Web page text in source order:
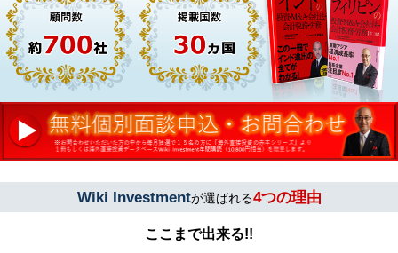
Wiki Investmentが選ばれる4つの理由
ここまで出来る!!